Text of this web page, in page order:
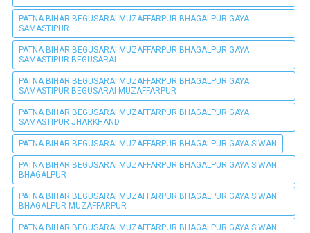
PATNA BIHAR BEGUSARAI MUZAFFARPUR BHAGALPUR GAYA
SAMASTIPUR
PATNA BIHAR BEGUSARAI MUZAFFARPUR BHAGALPUR GAYA
SAMASTIPUR BEGUSARAI
PATNA BIHAR BEGUSARAI MUZAFFARPUR BHAGALPUR GAYA
SAMASTIPUR BEGUSARAI MUZAFFARPUR
PATNA BIHAR BEGUSARAI MUZAFFARPUR BHAGALPUR GAYA
SAMASTIPUR JHARKHAND
PATNA BIHAR BEGUSARAI MUZAFFARPUR BHAGALPUR GAYA SIWAN
PATNA BIHAR BEGUSARAI MUZAFFARPUR BHAGALPUR GAYA SIWAN
BHAGALPUR
PATNA BIHAR BEGUSARAI MUZAFFARPUR BHAGALPUR GAYA SIWAN
BHAGALPUR MUZAFFARPUR
PATNA BIHAR BEGUSARAI MUZAFFARPUR BHAGALPUR GAYA SIWAN